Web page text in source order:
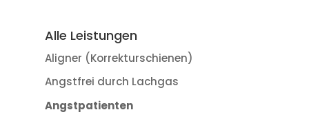
Alle Leistungen
Aligner (Korrekturschienen)
Angstfrei durch Lachgas
Angstpatienten